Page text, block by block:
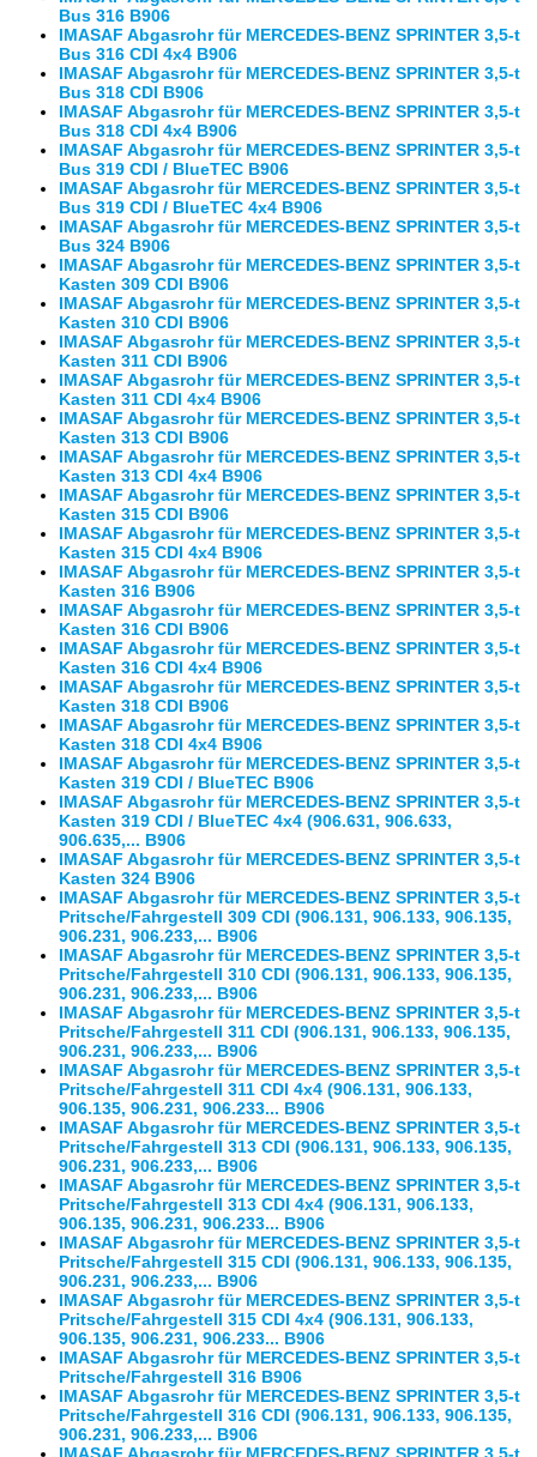
Bus 316 B906
IMASAF Abgasrohr für MERCEDES-BENZ SPRINTER 3,5-t
Bus 316 CDI 4x4 B906
IMASAF Abgasrohr für MERCEDES-BENZ SPRINTER 3,5-t
Bus 318 CDI B906
IMASAF Abgasrohr für MERCEDES-BENZ SPRINTER 3,5-t
Bus 318 CDI 4x4 B906
IMASAF Abgasrohr für MERCEDES-BENZ SPRINTER 3,5-t
Bus 319 CDI / BlueTEC B906
IMASAF Abgasrohr für MERCEDES-BENZ SPRINTER 3,5-t
Bus 319 CDI / BlueTEC 4x4 B906
IMASAF Abgasrohr für MERCEDES-BENZ SPRINTER 3,5-t
Bus 324 B906
IMASAF Abgasrohr für MERCEDES-BENZ SPRINTER 3,5-t
Kasten 309 CDI B906
IMASAF Abgasrohr für MERCEDES-BENZ SPRINTER 3,5-t
Kasten 310 CDI B906
IMASAF Abgasrohr für MERCEDES-BENZ SPRINTER 3,5-t
Kasten 311 CDI B906
IMASAF Abgasrohr für MERCEDES-BENZ SPRINTER 3,5-t
Kasten 311 CDI 4x4 B906
IMASAF Abgasrohr für MERCEDES-BENZ SPRINTER 3,5-t
Kasten 313 CDI B906
IMASAF Abgasrohr für MERCEDES-BENZ SPRINTER 3,5-t
Kasten 313 CDI 4x4 B906
IMASAF Abgasrohr für MERCEDES-BENZ SPRINTER 3,5-t
Kasten 315 CDI B906
IMASAF Abgasrohr für MERCEDES-BENZ SPRINTER 3,5-t
Kasten 315 CDI 4x4 B906
IMASAF Abgasrohr für MERCEDES-BENZ SPRINTER 3,5-t
Kasten 316 B906
IMASAF Abgasrohr für MERCEDES-BENZ SPRINTER 3,5-t
Kasten 316 CDI B906
IMASAF Abgasrohr für MERCEDES-BENZ SPRINTER 3,5-t
Kasten 316 CDI 4x4 B906
IMASAF Abgasrohr für MERCEDES-BENZ SPRINTER 3,5-t
Kasten 318 CDI B906
IMASAF Abgasrohr für MERCEDES-BENZ SPRINTER 3,5-t
Kasten 318 CDI 4x4 B906
IMASAF Abgasrohr für MERCEDES-BENZ SPRINTER 3,5-t
Kasten 319 CDI / BlueTEC B906
IMASAF Abgasrohr für MERCEDES-BENZ SPRINTER 3,5-t
Kasten 319 CDI / BlueTEC 4x4 (906.631, 906.633,
906.635,... B906
IMASAF Abgasrohr für MERCEDES-BENZ SPRINTER 3,5-t
Kasten 324 B906
IMASAF Abgasrohr für MERCEDES-BENZ SPRINTER 3,5-t
Pritsche/Fahrgestell 309 CDI (906.131, 906.133, 906.135,
906.231, 906.233,... B906
IMASAF Abgasrohr für MERCEDES-BENZ SPRINTER 3,5-t
Pritsche/Fahrgestell 310 CDI (906.131, 906.133, 906.135,
906.231, 906.233,... B906
IMASAF Abgasrohr für MERCEDES-BENZ SPRINTER 3,5-t
Pritsche/Fahrgestell 311 CDI (906.131, 906.133, 906.135,
906.231, 906.233,... B906
IMASAF Abgasrohr für MERCEDES-BENZ SPRINTER 3,5-t
Pritsche/Fahrgestell 311 CDI 4x4 (906.131, 906.133,
906.135, 906.231, 906.233... B906
IMASAF Abgasrohr für MERCEDES-BENZ SPRINTER 3,5-t
Pritsche/Fahrgestell 313 CDI (906.131, 906.133, 906.135,
906.231, 906.233,... B906
IMASAF Abgasrohr für MERCEDES-BENZ SPRINTER 3,5-t
Pritsche/Fahrgestell 313 CDI 4x4 (906.131, 906.133,
906.135, 906.231, 906.233... B906
IMASAF Abgasrohr für MERCEDES-BENZ SPRINTER 3,5-t
Pritsche/Fahrgestell 315 CDI (906.131, 906.133, 906.135,
906.231, 906.233,... B906
IMASAF Abgasrohr für MERCEDES-BENZ SPRINTER 3,5-t
Pritsche/Fahrgestell 315 CDI 4x4 (906.131, 906.133,
906.135, 906.231, 906.233... B906
IMASAF Abgasrohr für MERCEDES-BENZ SPRINTER 3,5-t
Pritsche/Fahrgestell 316 B906
IMASAF Abgasrohr für MERCEDES-BENZ SPRINTER 3,5-t
Pritsche/Fahrgestell 316 CDI (906.131, 906.133, 906.135,
906.231, 906.233,... B906